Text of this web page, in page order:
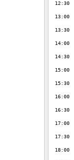
12:30
13:00
13:30
14:00
14:30
15:00
15:30
16:00
16:30
17:00
17:30
18:00